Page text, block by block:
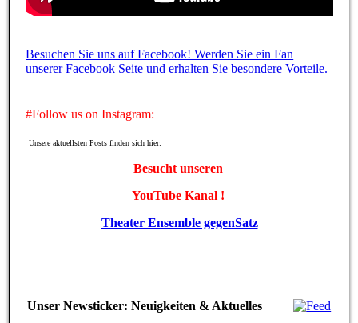
Besuchen Sie uns auf Facebook! Werden Sie ein Fan
unserer Facebook Seite und erhalten Sie besondere Vorteile.
#Follow us on Instagram:
Unsere aktuellsten Posts finden sich hier:
Besucht unseren
YouTube Kanal !
Theater Ensemble gegenSatz
Unser Newsticker: Neuigkeiten & Aktuelles